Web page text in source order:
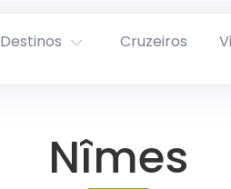
Destinos Cruzeiros
Nîmes